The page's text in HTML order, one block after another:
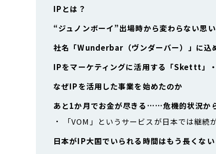
IPとは？
“ジュノンボーイ”出場時から変わらない思い
社名「Wunderbar（ヴンダーバー）」に込
IPをマーケティングに活用する「Skettt」
なぜIPを活用した事業を始めたのか
あと1か月でお金が尽きる……危機的状況か
「VOM」というサービスが日本では継続
日本がIP大国でいられる時間はもう長くない